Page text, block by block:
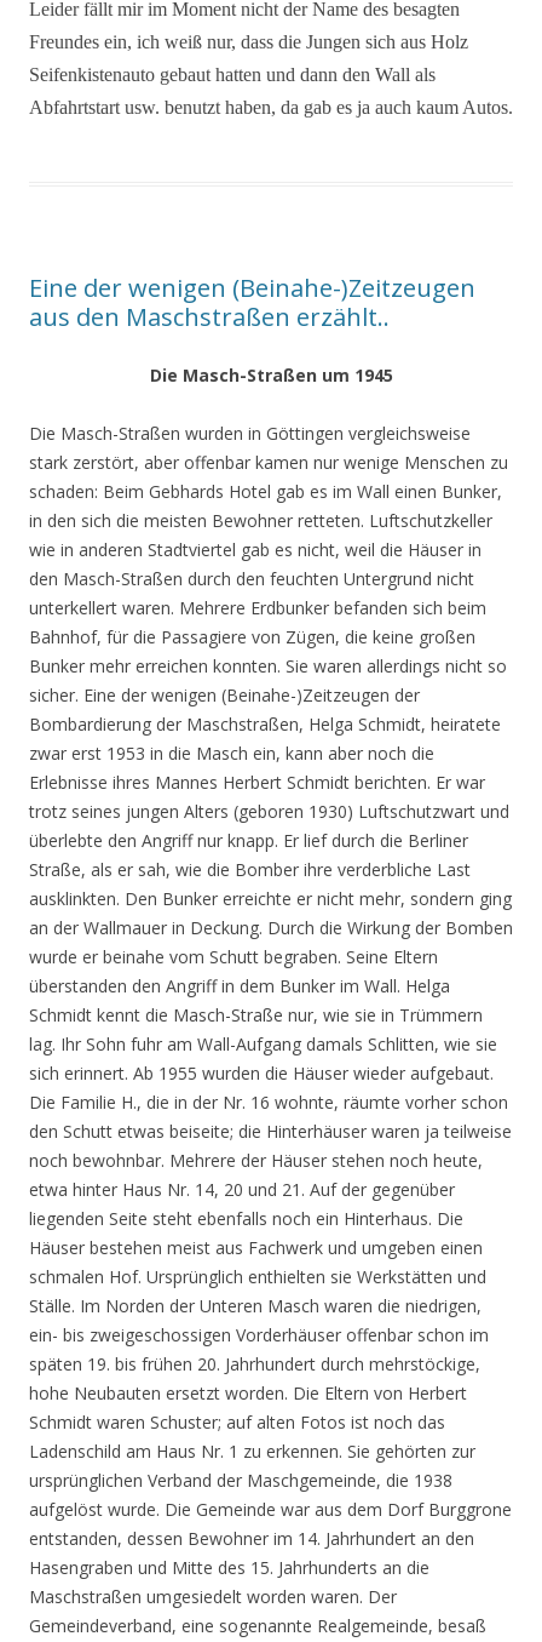
Leider fällt mir im Moment nicht der Name des besagten
Freundes ein, ich weiß nur, dass die Jungen sich aus Holz
Seifenkistenauto gebaut hatten und dann den Wall als
Abfahrtstart usw. benutzt haben, da gab es ja auch kaum Autos.
Eine der wenigen (Beinahe-)Zeitzeugen
aus den Maschstraßen erzählt..
Die Masch-Straßen um 1945
Die Masch-Straßen wurden in Göttingen vergleichsweise
stark zerstört, aber offenbar kamen nur wenige Menschen zu
schaden: Beim Gebhards Hotel gab es im Wall einen Bunker,
in den sich die meisten Bewohner retteten. Luftschutzkeller
wie in anderen Stadtviertel gab es nicht, weil die Häuser in
den Masch-Straßen durch den feuchten Untergrund nicht
unterkellert waren. Mehrere Erdbunker befanden sich beim
Bahnhof, für die Passagiere von Zügen, die keine großen
Bunker mehr erreichen konnten. Sie waren allerdings nicht so
sicher. Eine der wenigen (Beinahe-)Zeitzeugen der
Bombardierung der Maschstraßen, Helga Schmidt, heiratete
zwar erst 1953 in die Masch ein, kann aber noch die
Erlebnisse ihres Mannes Herbert Schmidt berichten. Er war
trotz seines jungen Alters (geboren 1930) Luftschutzwart und
überlebte den Angriff nur knapp. Er lief durch die Berliner
Straße, als er sah, wie die Bomber ihre verderbliche Last
ausklinkten. Den Bunker erreichte er nicht mehr, sondern ging
an der Wallmauer in Deckung. Durch die Wirkung der Bomben
wurde er beinahe vom Schutt begraben. Seine Eltern
überstanden den Angriff in dem Bunker im Wall. Helga
Schmidt kennt die Masch-Straße nur, wie sie in Trümmern
lag. Ihr Sohn fuhr am Wall-Aufgang damals Schlitten, wie sie
sich erinnert. Ab 1955 wurden die Häuser wieder aufgebaut.
Die Familie H., die in der Nr. 16 wohnte, räumte vorher schon
den Schutt etwas beiseite; die Hinterhäuser waren ja teilweise
noch bewohnbar. Mehrere der Häuser stehen noch heute,
etwa hinter Haus Nr. 14, 20 und 21. Auf der gegenüber
liegenden Seite steht ebenfalls noch ein Hinterhaus. Die
Häuser bestehen meist aus Fachwerk und umgeben einen
schmalen Hof. Ursprünglich enthielten sie Werkstätten und
Ställe. Im Norden der Unteren Masch waren die niedrigen,
ein- bis zweigeschossigen Vorderhäuser offenbar schon im
späten 19. bis frühen 20. Jahrhundert durch mehrstöckige,
hohe Neubauten ersetzt worden. Die Eltern von Herbert
Schmidt waren Schuster; auf alten Fotos ist noch das
Ladenschild am Haus Nr. 1 zu erkennen. Sie gehörten zur
ursprünglichen Verband der Maschgemeinde, die 1938
aufgelöst wurde. Die Gemeinde war aus dem Dorf Burggrone
entstanden, dessen Bewohner im 14. Jahrhundert an den
Hasengraben und Mitte des 15. Jahrhunderts an die
Maschstraßen umgesiedelt worden waren. Der
Gemeindeverband, eine sogenannte Realgemeinde, besaß